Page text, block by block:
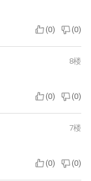
(0) (0)
8楼
(0) (0)
7楼
(0) (0)